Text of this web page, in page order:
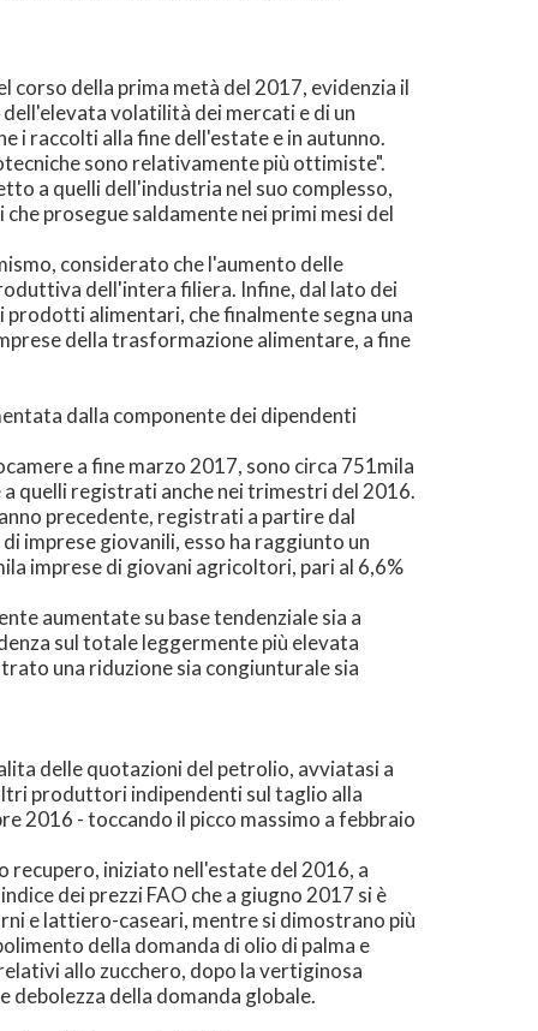
della prima metà del 2017, evidenzia il
volatilità dei mercati e di un
i raccolti alla fine dell'estate e in autunno.
sono relativamente più ottimiste".
a quelli dell'industria nel suo complesso,
prosegue saldamente nei primi mesi del
considerato che l'aumento delle
dell'intera filiera. Infine, dal lato dei
prodotti alimentari, che finalmente segna una
della trasformazione alimentare, a fine
dalla componente dei dipendenti
a fine marzo 2017, sono circa 751mila
a quelli registrati anche nei trimestri del 2016.
precedente, registrati a partire dal
imprese giovanili, esso ha raggiunto un
imprese di giovani agricoltori, pari al 6,6%
aumentate su base tendenziale sia a
sul totale leggermente più elevata
una riduzione sia congiunturale sia
delle quotazioni del petrolio, avviatasi a
produttori indipendenti sul taglio alla
2016 - toccando il picco massimo a febbraio
recupero, iniziato nell'estate del 2016, a
dei prezzi FAO che a giugno 2017 si è
e lattiero-caseari, mentre si dimostrano più
della domanda di olio di palma e
allo zucchero, dopo la vertiginosa
debolezza della domanda globale.